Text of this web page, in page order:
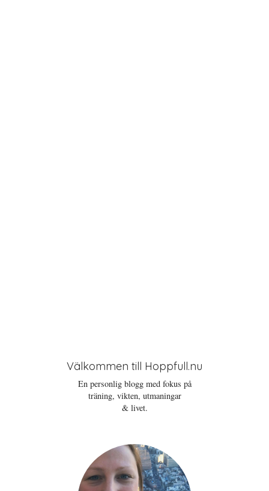
Välkommen till Hoppfull.nu
En personlig blogg med fokus på
träning, vikten, utmaningar
& livet.